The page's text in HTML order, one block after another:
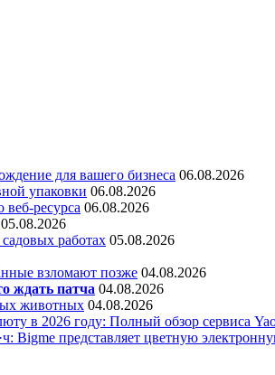
для вашего бизнеса 06.08.2026
упаковки 06.08.2026
ресурса 06.08.2026
05.08.2026
работах 05.08.2026
взломают позже 04.08.2026
ждать патча 04.08.2026
животных 04.08.2026
в 2026 году: Полный обзор сервиса
Bigme представляет цветную